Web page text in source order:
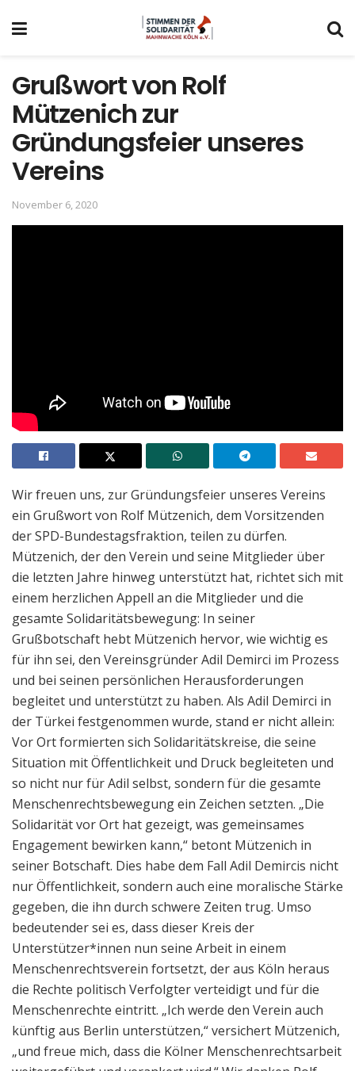
Grußwort von Rolf
Mützenich zur
Gründungsfeier unseres
Vereins
November 6, 2020
Wir freuen uns, zur Gründungsfeier unseres Vereins
ein Grußwort von Rolf Mützenich, dem Vorsitzenden
der SPD-Bundestagsfraktion, teilen zu dürfen.
Mützenich, der den Verein und seine Mitglieder über
die letzten Jahre hinweg unterstützt hat, richtet sich mit
einem herzlichen Appell an die Mitglieder und die
gesamte Solidaritätsbewegung: In seiner
Grußbotschaft hebt Mützenich hervor, wie wichtig es
für ihn sei, den Vereinsgründer Adil Demirci im Prozess
und bei seinen persönlichen Herausforderungen
begleitet und unterstützt zu haben. Als Adil Demirci in
der Türkei festgenommen wurde, stand er nicht allein:
Vor Ort formierten sich Solidaritätskreise, die seine
Situation mit Öffentlichkeit und Druck begleiteten und
so nicht nur für Adil selbst, sondern für die gesamte
Menschenrechtsbewegung ein Zeichen setzten. „Die
Solidarität vor Ort hat gezeigt, was gemeinsames
Engagement bewirken kann,“ betont Mützenich in
seiner Botschaft. Dies habe dem Fall Adil Demircis nicht
nur Öffentlichkeit, sondern auch eine moralische Stärke
gegeben, die ihn durch schwere Zeiten trug. Umso
bedeutender sei es, dass dieser Kreis der
Unterstützer*innen nun seine Arbeit in einem
Menschenrechtsverein fortsetzt, der aus Köln heraus
die Rechte politisch Verfolgter verteidigt und für die
Menschenrechte eintritt. „Ich werde den Verein auch
künftig aus Berlin unterstützen,“ versichert Mützenich,
„und freue mich, dass die Kölner Menschenrechtsarbeit